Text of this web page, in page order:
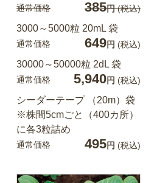
通常価格 385円(税込)
3000～5000粒 20mL 袋
通常価格 649円 (税込)
30000～50000粒 2dL 袋
通常価格 5,940円 (税込)
シーダーテープ （20m）袋
※株間5cmごと（400カ所）
に各3粒詰め
通常価格 495円 (税込)